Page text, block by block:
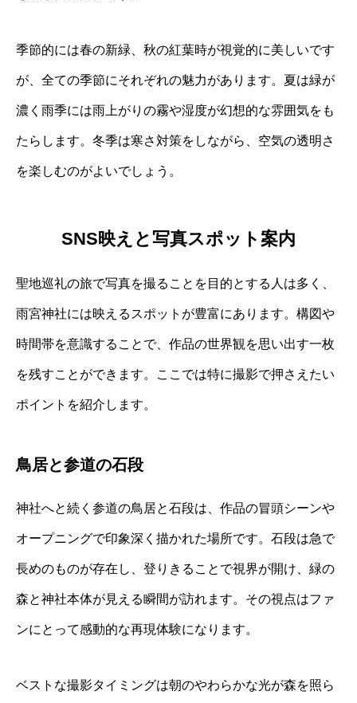
季節的には春の新緑、秋の紅葉時が視覚的に美しいです
が、全ての季節にそれぞれの魅力があります。夏は緑が
濃く雨季には雨上がりの霧や湿度が幻想的な雰囲気をも
たらします。冬季は寒さ対策をしながら、空気の透明さ
を楽しむのがよいでしょう。
SNS映えと写真スポット案内
聖地巡礼の旅で写真を撮ることを目的とする人は多く、
雨宮神社には映えるスポットが豊富にあります。構図や
時間帯を意識することで、作品の世界観を思い出す一枚
を残すことができます。ここでは特に撮影で押さえたい
ポイントを紹介します。
鳥居と参道の石段
神社へと続く参道の鳥居と石段は、作品の冒頭シーンや
オープニングで印象深く描かれた場所です。石段は急で
長めのものが存在し、登りきることで視界が開け、緑の
森と神社本体が見える瞬間が訪れます。その視点はファ
ンにとって感動的な再現体験になります。
ベストな撮影タイミングは朝のやわらかな光が森を照ら